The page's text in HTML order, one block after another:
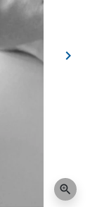
Weiter
keyboard_arrow_right
zoom_in